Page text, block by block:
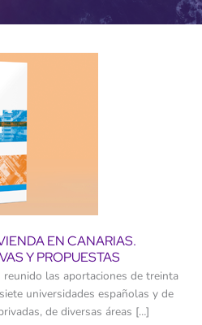
EN CANARIAS.
Y PROPUESTAS
reunido las aportaciones de treinta
universidades españolas y de
de diversas áreas […]